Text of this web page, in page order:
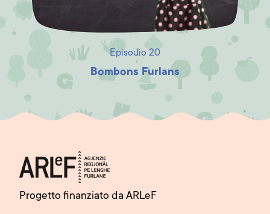
Episodio 20
Bombons Furlans
Progetto finanziato da ARLeF